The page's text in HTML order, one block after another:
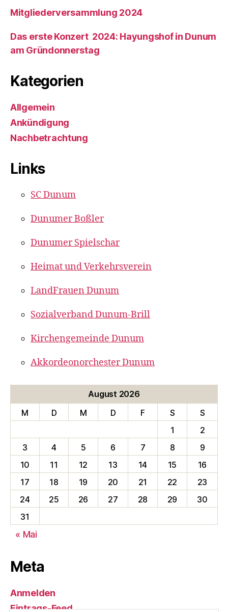
Mitgliederversammlung 2024
Das erste Konzert 2024: Hayungshof in Dunum
am Gründonnerstag
Kategorien
Allgemein
Ankündigung
Nachbetrachtung
Links
SC Dunum
Dunumer Boßler
Dunumer Spielschar
Heimat und Verkehrsverein
LandFrauen Dunum
Sozialverband Dunum-Brill
Kirchengemeinde Dunum
Akkordeonorchester Dunum
August 2026
M
D M D F S
S
1
2
3
4 5 6 7 8
9
10
11 12 13 14 15
16
17
18 19 20 21 22
23
24
25 26 27 28 29
30
31
« Mai
Meta
Anmelden
Eintrags-Feed